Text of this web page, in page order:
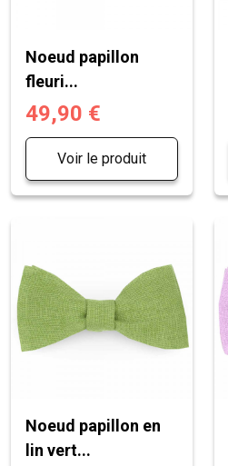
Noeud papillon
fleuri...
49,90 €
Voir le produit
Noeud papillon en
lin vert...